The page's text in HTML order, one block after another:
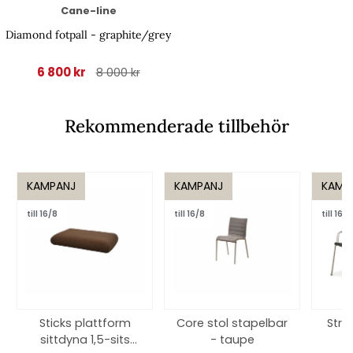
Cane-line
Diamond fotpall - graphite/grey
6 800 kr 8 000 kr
Rekommenderade tillbehör
KAMPANJ
till 16/8
Sticks plattform
sittdyna 1,5-sits
KAMPANJ
till 16/8
Core stol stapelbar
- taupe
till 16/8